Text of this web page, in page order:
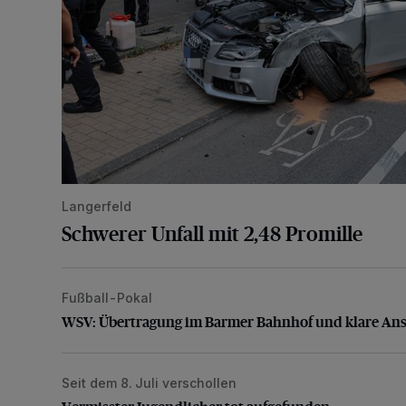
Langerfeld
Schwerer Unfall mit 2,48 Promille
WSV: Übertragung im Barmer Bahnhof und klare
Fußball-Pokal
WSV: Übertragung im Barmer Bahnhof und klare
Vermisster Jugendlicher tot aufgefunden
Seit dem 8. Juli verschollen